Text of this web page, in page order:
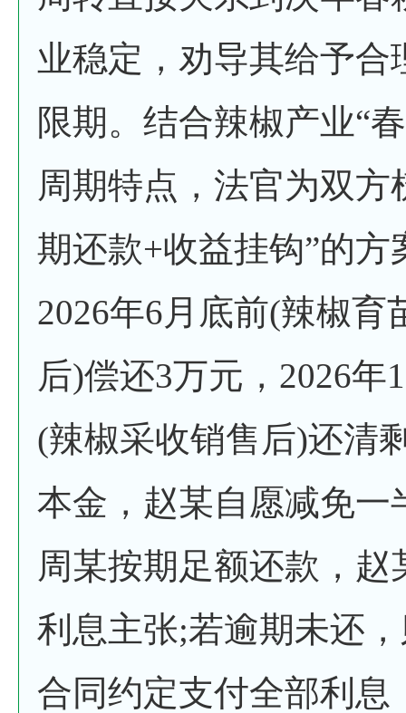
业稳定，劝导其给予合
限期。结合辣椒产业“
周期特点，法官为双方
期还款+收益挂钩”的方
2026年6月底前(辣椒育
后)偿还3万元，2026年
(辣椒采收销售后)还清
本金，赵某自愿减免一
周某按期足额还款，赵
利息主张;若逾期未还
合同约定支付全部利息